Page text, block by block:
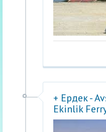
+ Ердек -
Ekinlik